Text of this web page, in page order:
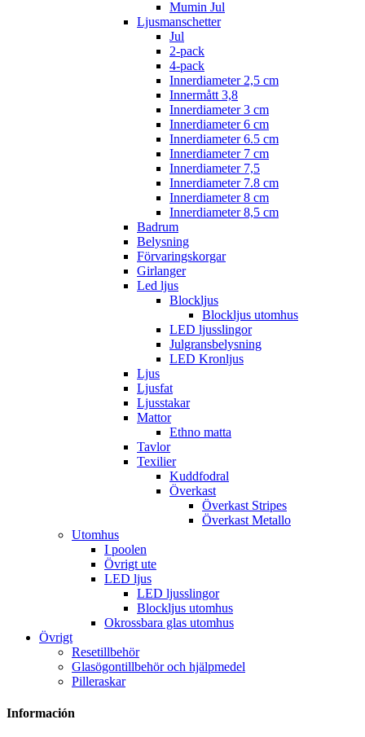
Mumin Jul
Ljusmanschetter
Jul
2-pack
4-pack
Innerdiameter 2,5 cm
Innermått 3,8
Innerdiameter 3 cm
Innerdiameter 6 cm
Innerdiameter 6.5 cm
Innerdiameter 7 cm
Innerdiameter 7,5
Innerdiameter 7.8 cm
Innerdiameter 8 cm
Innerdiameter 8,5 cm
Badrum
Belysning
Förvaringskorgar
Girlanger
Led ljus
Blockljus
Blockljus utomhus
LED ljusslingor
Julgransbelysning
LED Kronljus
Ljus
Ljusfat
Ljusstakar
Mattor
Ethno matta
Tavlor
Texilier
Kuddfodral
Överkast
Överkast Stripes
Överkast Metallo
Utomhus
I poolen
Övrigt ute
LED ljus
LED ljusslingor
Blockljus utomhus
Okrossbara glas utomhus
Övrigt
Resetillbehör
Glasögontillbehör och hjälpmedel
Pilleraskar
Información